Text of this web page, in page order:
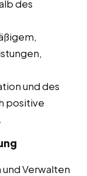
des
und des
positive
Verwalten